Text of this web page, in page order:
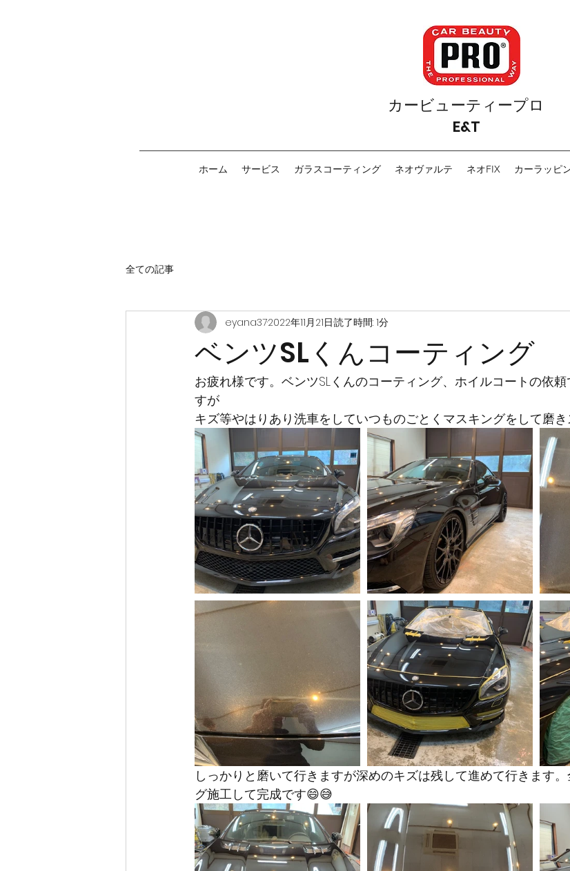
カービューティープロ
E&T
ホーム サービス ガラスコーティング ネオヴァルテ ネオFIX カーラッピ
全ての記事
ベンツSLくんコーティング
eyana372022年11月21日読了時間: 1分
お疲れ様です。ベンツSLくんのコーティング、ホイルコートの依
すが
キズ等やはりあり洗車をしていつものごとくマスキングをして磨き
しっかりと磨いて行きますが深めのキズは残して進めて行きます
グ施工して完成です😄😅